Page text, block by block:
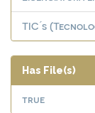
TIC ́s
Has File(s)
true